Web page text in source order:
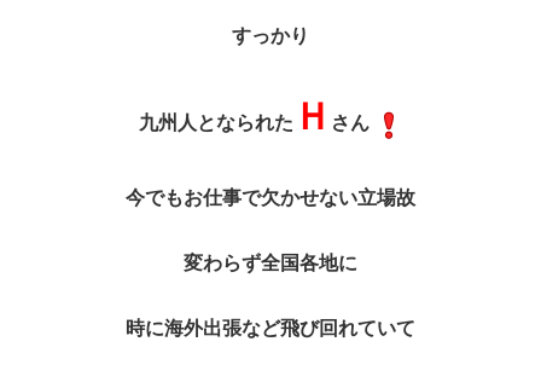
すっかり
九州人となられた Ｈ さん
今でもお仕事で欠かせない立場故
変わらず全国各地に
時に海外出張など飛び回れていて